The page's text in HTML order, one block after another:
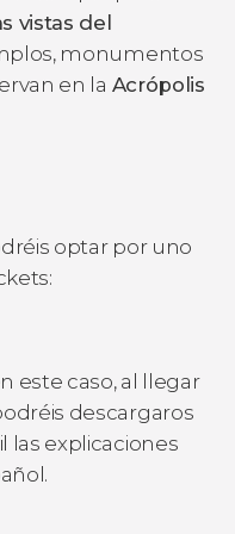
vistas del
monumentos
en la Acrópolis
optar por uno
este caso, al llegar
descargaros
las explicaciones